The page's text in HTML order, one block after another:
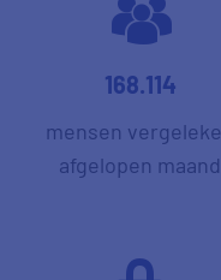
168.114
mensen
afgelopen maand